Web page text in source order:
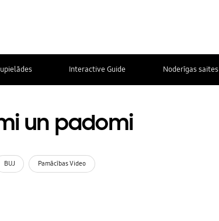
Interactive Guide Noderīgas saites
un padomi
BUJ Pamācības Video